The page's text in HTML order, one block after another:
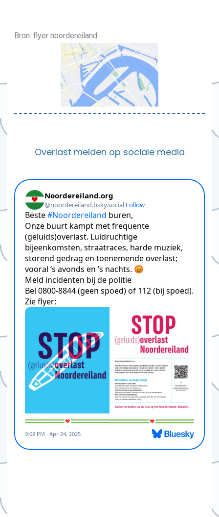
Bron: flyer noordereiland
Overlast melden op sociale media